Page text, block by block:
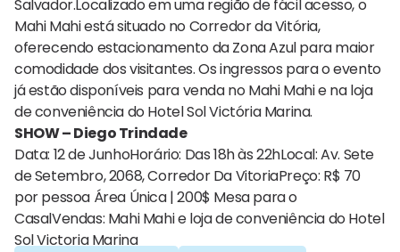
Salvador.Localizado em uma região de fácil acesso, o
Mahi Mahi está situado no Corredor da Vitória,
oferecendo estacionamento da Zona Azul para maior
comodidade dos visitantes. Os ingressos para o evento
já estão disponíveis para venda no Mahi Mahi e na loja
de conveniência do Hotel Sol Victória Marina.
SHOW – Diego Trindade
Data: 12 de JunhoHorário: Das 18h às 22hLocal: Av. Sete
de Setembro, 2068, Corredor Da VitoriaPreço: R$ 70
por pessoa Área Única | 200$ Mesa para o
CasalVendas: Mahi Mahi e loja de conveniência do Hotel
Sol Victoria Marina